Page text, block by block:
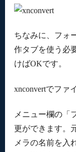
ちなみに、フォ
作タブを使う必
けばOKです。
xnconvertでファ
メニュー欄の「
更ができます。
メラの名前を入